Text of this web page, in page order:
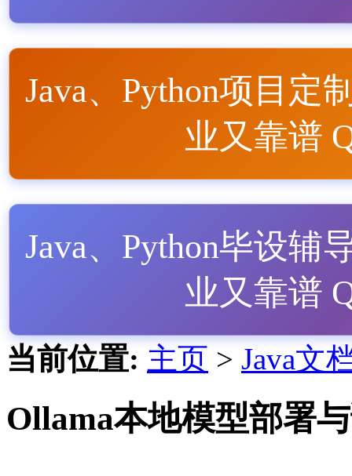
Java、Python项目定
业又靠谱
Java、Python毕设辅
业又靠谱
当前位置: 主页 > Java文
Ollama本地模型部署